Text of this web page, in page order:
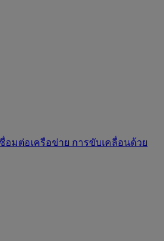
อมต่อเครือข่าย การขับเคลื่อนด้วย